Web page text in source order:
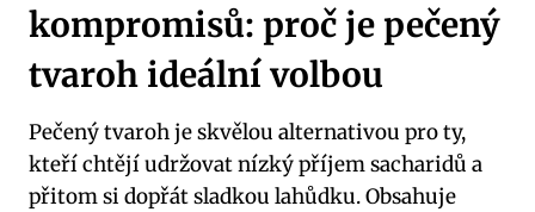
kompromisů: proč je ⁣pečený⁤
tvaroh ideální ‌volbou
Pečený tvaroh je skvělou ⁢alternativou pro ty,
⁣kteří chtějí udržovat nízký příjem sacharidů a⁣
přitom si dopřát sladkou lahůdku.​ Obsahuje